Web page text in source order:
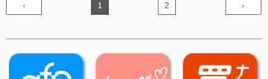
‹ 1 2 ›